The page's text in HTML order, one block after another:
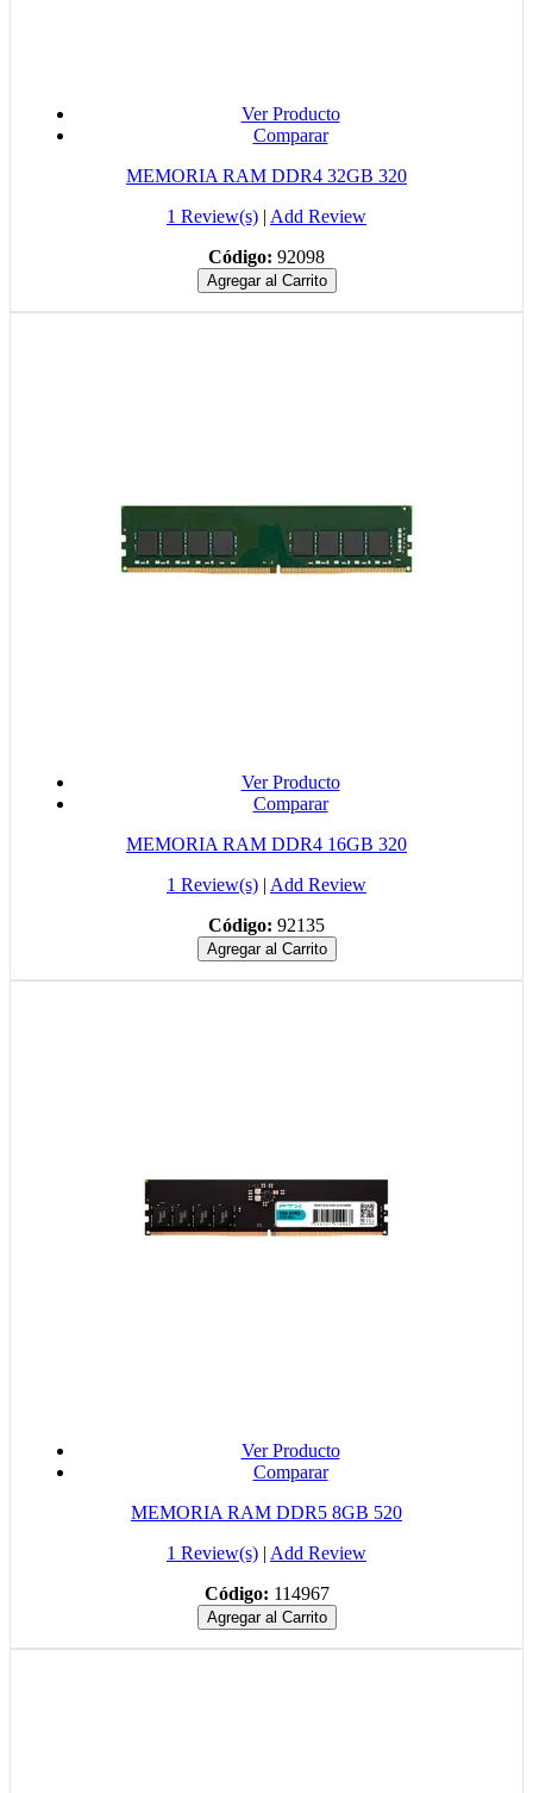
Ver Producto
Comparar
MEMORIA RAM DDR4 32GB 320
1 Review(s) | Add Review
Código: 92098
Agregar al Carrito
Ver Producto
Comparar
MEMORIA RAM DDR4 16GB 320
1 Review(s) | Add Review
Código: 92135
Agregar al Carrito
Ver Producto
Comparar
MEMORIA RAM DDR5 8GB 520
1 Review(s) | Add Review
Código: 114967
Agregar al Carrito